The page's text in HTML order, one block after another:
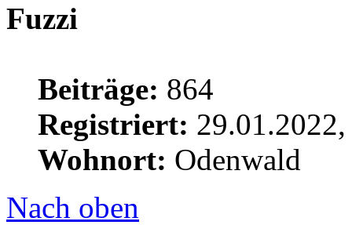
Fuzzi
Beiträge: 864
Registriert:
Wohnort: Odenwald
Nach oben